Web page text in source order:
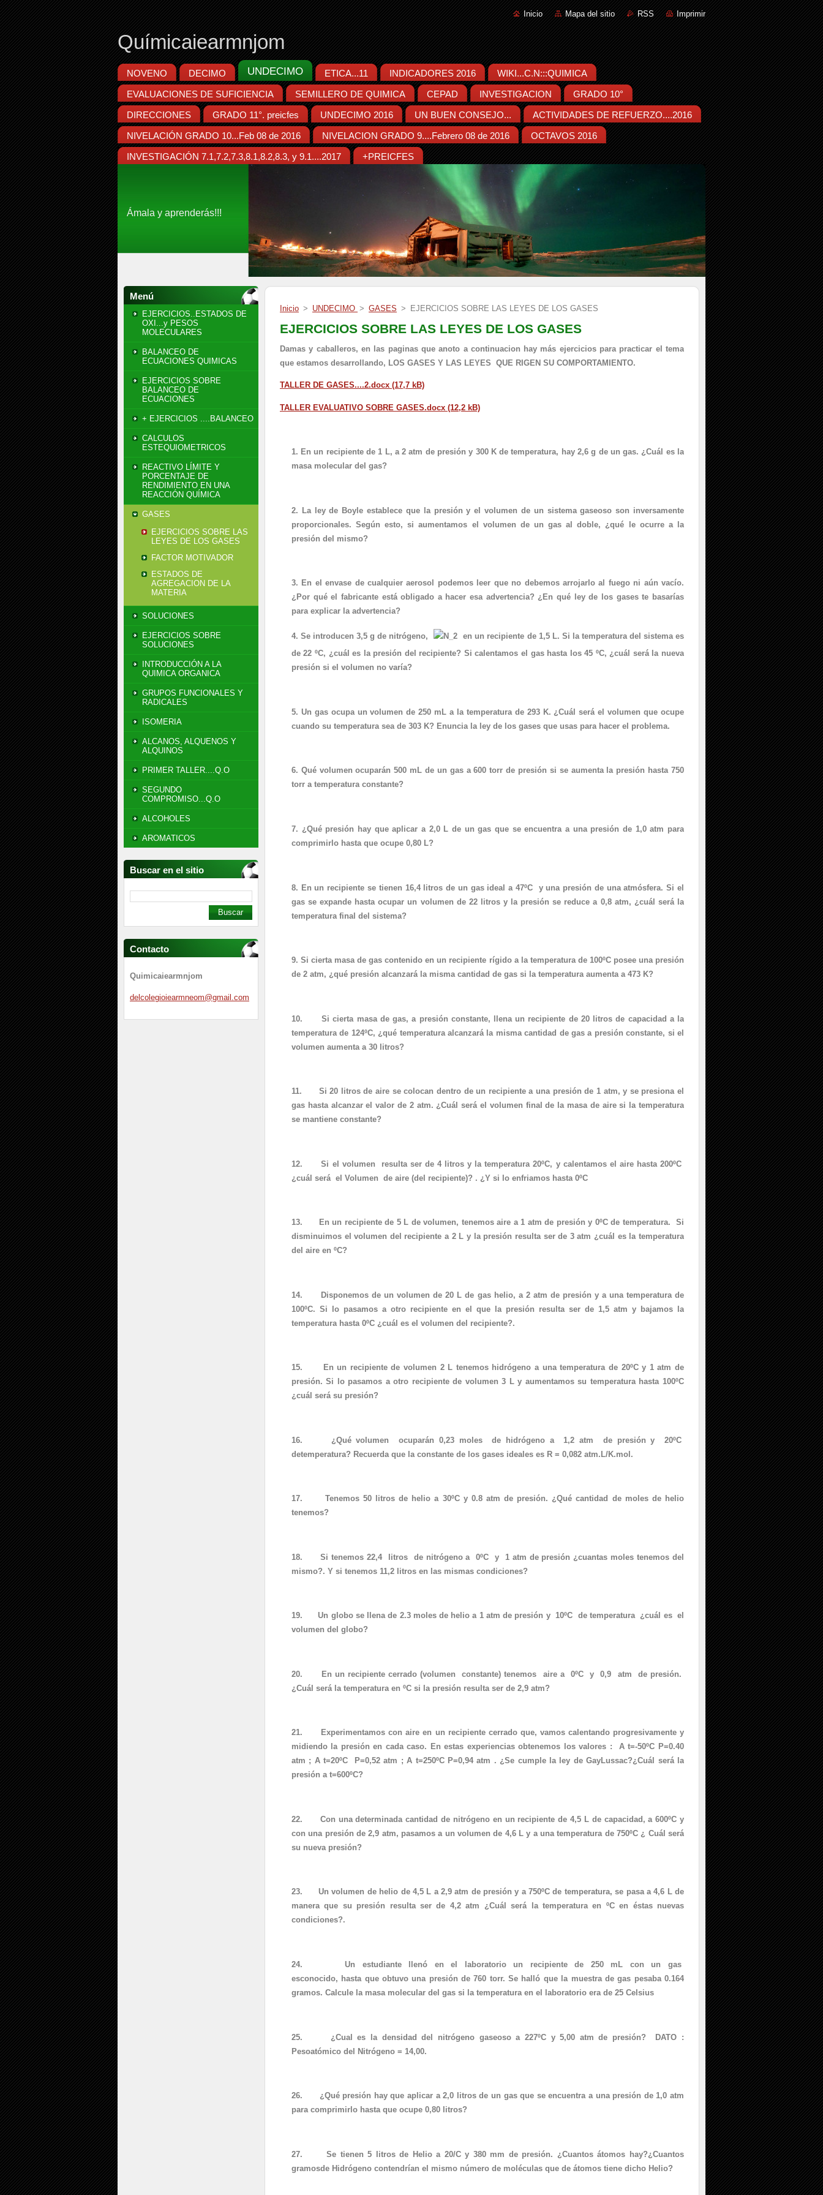
Inicio Mapa del sitio RSS Imprimir
Químicaiearmnjom
NOVENO DECIMO UNDECIMO ETICA...11 INDICADORES 2016 WIKI...C.N:::QUIMICA
EVALUACIONES DE SUFICIENCIA SEMILLERO DE QUIMICA CEPAD INVESTIGACION GRADO 10°
DIRECCIONES GRADO 11°. preicfes UNDECIMO 2016 UN BUEN CONSEJO... ACTIVIDADES DE REFUERZO....2016
NIVELACIÓN GRADO 10...Feb 08 de 2016 NIVELACION GRADO 9....Febrero 08 de 2016 OCTAVOS 2016
INVESTIGACIÓN 7.1,7.2,7.3,8.1,8.2,8.3, y 9.1....2017 +PREICFES
Ámala y aprenderás!!!
Menú
EJERCICIOS..ESTADOS DE
OXI...y PESOS
MOLECULARES
BALANCEO DE
ECUACIONES QUIMICAS
EJERCICIOS SOBRE
BALANCEO DE
ECUACIONES
+ EJERCICIOS ....BALANCEO
CALCULOS
ESTEQUIOMETRICOS
REACTIVO LÍMITE Y
PORCENTAJE DE
RENDIMIENTO EN UNA
REACCIÓN QUÍMICA
GASES
EJERCICIOS SOBRE LAS
LEYES DE LOS GASES
FACTOR MOTIVADOR
ESTADOS DE
AGREGACION DE LA
MATERIA
SOLUCIONES
EJERCICIOS SOBRE
SOLUCIONES
INTRODUCCIÓN A LA
QUIMICA ORGANICA
GRUPOS FUNCIONALES Y
RADICALES
ISOMERIA
ALCANOS, ALQUENOS Y
ALQUINOS
PRIMER TALLER....Q.O
SEGUNDO
COMPROMISO...Q.O
ALCOHOLES
AROMATICOS
Buscar en el sitio
Contacto
Quimicaiearmnjom
delcolegioiearmneom@gmai l.com
Inicio > UNDECIMO > GASES > EJERCICIOS SOBRE LAS LEYES DE LOS GASES
EJERCICIOS SOBRE LAS LEYES DE LOS GASES
Damas y caballeros, en las paginas que anoto a continuacion hay más ejercicios para practicar el tema
que estamos desarrollando, LOS GASES Y LAS LEYES QUE RIGEN SU COMPORTAMIENTO.
TALLER DE GASES....2.docx (17,7 kB)
TALLER EVALUATIVO SOBRE GASES.docx (12,2 kB)
1. En un recipiente de 1 L, a 2 atm de presión y 300 K de temperatura, hay 2,6 g de un gas. ¿Cuál es la
masa molecular del gas?
2. La ley de Boyle establece que la presión y el volumen de un sistema gaseoso son inversamente
proporcionales. Según esto, si aumentamos el volumen de un gas al doble, ¿qué le ocurre a la
presión del mismo?
3. En el envase de cualquier aerosol podemos leer que no debemos arrojarlo al fuego ni aún vacío.
¿Por qué el fabricante está obligado a hacer esa advertencia? ¿En qué ley de los gases te basarías
para explicar la advertencia?
4. Se introducen 3,5 g de nitrógeno,
en un recipiente de 1,5 L. Si la temperatura del sistema es
de 22 ºC, ¿cuál es la presión del recipiente? Si calentamos el gas hasta los 45 ºC, ¿cuál será la nueva
presión si el volumen no varía?
5. Un gas ocupa un volumen de 250 mL a la temperatura de 293 K. ¿Cuál será el volumen que ocupe
cuando su temperatura sea de 303 K? Enuncia la ley de los gases que usas para hacer el problema.
6. Qué volumen ocuparán 500 mL de un gas a 600 torr de presión si se aumenta la presión hasta 750
torr a temperatura constante?
7. ¿Qué presión hay que aplicar a 2,0 L de un gas que se encuentra a una presión de 1,0 atm para
comprimirlo hasta que ocupe 0,80 L?
8. En un recipiente se tienen 16,4 litros de un gas ideal a 47ºC y una presión de una atmósfera. Si el
gas se expande hasta ocupar un volumen de 22 litros y la presión se reduce a 0,8 atm, ¿cuál será la
temperatura final del sistema?
9. Si cierta masa de gas contenido en un recipiente rígido a la temperatura de 100ºC posee una presión
de 2 atm, ¿qué presión alcanzará la misma cantidad de gas si la temperatura aumenta a 473 K?
10. Si cierta masa de gas, a presión constante, llena un recipiente de 20 litros de capacidad a la
temperatura de 124ºC, ¿qué temperatura alcanzará la misma cantidad de gas a presión constante, si el
volumen aumenta a 30 litros?
11. Si 20 litros de aire se colocan dentro de un recipiente a una presión de 1 atm, y se presiona el
gas hasta alcanzar el valor de 2 atm. ¿Cuál será el volumen final de la masa de aire si la temperatura
se mantiene constante?
12. Si el volumen resulta ser de 4 litros y la temperatura 20ºC, y calentamos el aire hasta 200ºC
¿cuál será el Volumen de aire (del recipiente)? . ¿Y si lo enfriamos hasta 0ºC
13. En un recipiente de 5 L de volumen, tenemos aire a 1 atm de presión y 0ºC de temperatura. Si
disminuimos el volumen del recipiente a 2 L y la presión resulta ser de 3 atm ¿cuál es la temperatura
del aire en ºC?
14. Disponemos de un volumen de 20 L de gas helio, a 2 atm de presión y a una temperatura de
100ºC. Si lo pasamos a otro recipiente en el que la presión resulta ser de 1,5 atm y bajamos la
temperatura hasta 0ºC ¿cuál es el volumen del recipiente?.
15. En un recipiente de volumen 2 L tenemos hidrógeno a una temperatura de 20ºC y 1 atm de
presión. Si lo pasamos a otro recipiente de volumen 3 L y aumentamos su temperatura hasta 100ºC
¿cuál será su presión?
16. ¿Qué volumen ocuparán 0,23 moles de hidrógeno a 1,2 atm de presión y 20ºC
detemperatura? Recuerda que la constante de los gases ideales es R = 0,082 atm.L/K.mol.
17. Tenemos 50 litros de helio a 30ºC y 0.8 atm de presión. ¿Qué cantidad de moles de helio
tenemos?
18. Si tenemos 22,4 litros de nitrógeno a 0ºC y 1 atm de presión ¿cuantas moles tenemos del
mismo?. Y si tenemos 11,2 litros en las mismas condiciones?
19. Un globo se llena de 2.3 moles de helio a 1 atm de presión y 10ºC de temperatura ¿cuál es el
volumen del globo?
20. En un recipiente cerrado (volumen constante) tenemos aire a 0ºC y 0,9 atm de presión.
¿Cuál será la temperatura en ºC si la presión resulta ser de 2,9 atm?
21. Experimentamos con aire en un recipiente cerrado que, vamos calentando progresivamente y
midiendo la presión en cada caso. En estas experiencias obtenemos los valores : A t=-50ºC P=0.40
atm ; A t=20ºC P=0,52 atm ; A t=250ºC P=0,94 atm . ¿Se cumple la ley de GayLussac?¿Cuál será la
presión a t=600ºC?
22. Con una determinada cantidad de nitrógeno en un recipiente de 4,5 L de capacidad, a 600ºC y
con una presión de 2,9 atm, pasamos a un volumen de 4,6 L y a una temperatura de 750ºC ¿ Cuál será
su nueva presión?
23. Un volumen de helio de 4,5 L a 2,9 atm de presión y a 750ºC de temperatura, se pasa a 4,6 L de
manera que su presión resulta ser de 4,2 atm ¿Cuál será la temperatura en ºC en éstas nuevas
condiciones?.
24. Un estudiante llenó en el laboratorio un recipiente de 250 mL con un gas
esconocido, hasta que obtuvo una presión de 760 torr. Se halló que la muestra de gas pesaba 0.164
gramos. Calcule la masa molecular del gas si la temperatura en el laboratorio era de 25 Celsius
25. ¿Cual es la densidad del nitrógeno gaseoso a 227ºC y 5,00 atm de presión? DATO :
Pesoatómico del Nitrógeno = 14,00.
26. ¿Qué presión hay que aplicar a 2,0 litros de un gas que se encuentra a una presión de 1,0 atm
para comprimirlo hasta que ocupe 0,80 litros?
27. Se tienen 5 litros de Helio a 20/C y 380 mm de presión. ¿Cuantos átomos hay?¿Cuantos
gramosde Hidrógeno contendrían el mismo número de moléculas que de átomos tiene dicho Helio?